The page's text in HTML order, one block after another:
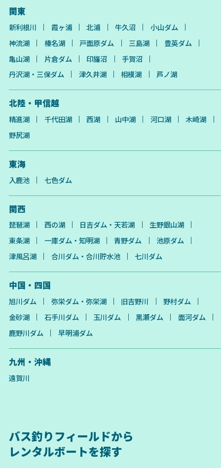
関東
新利根川 霞ヶ浦 北浦 牛久沼
小山ダム
神流湖
榛名湖 戸面原ダム 三島湖
豊英ダム
亀山湖
片倉ダム 印旛沼
手賀沼
丹沢湖・三保ダム
津久井湖 相模湖 芦ノ湖
北陸・甲信越
精進湖 千代田湖 西湖 山中湖 河口湖
木崎湖
野尻湖
東海
入鹿池 七色ダム
関西
琵琶湖 西の湖 日吉ダム・天若湖
生野銀山湖
東条湖
一庫ダム・知明湖 青野ダム
池原ダム
津風呂湖
合川ダム・合川貯水池 七川ダム
中国・四国
旭川ダム 弥栄ダム・弥栄湖 旧吉野川
野村ダム
金砂湖
石手川ダム 玉川ダム 黒瀬ダム
面河ダム
鹿野川ダム
早明浦ダム
九州・沖縄
遠賀川
バス釣りフィールドから
レンタルボートを探す